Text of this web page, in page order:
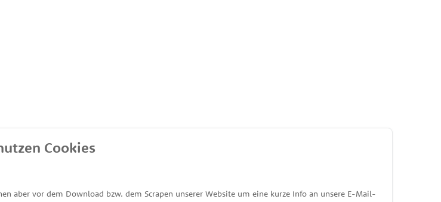
Cookies
aber vor dem Download bzw. dem Scrapen unserer Website um eine kurze Info an unsere E-Mail-